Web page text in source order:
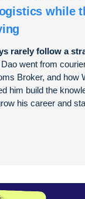
while
rarely follow a
went from
Broker, and how
him build the
his career and